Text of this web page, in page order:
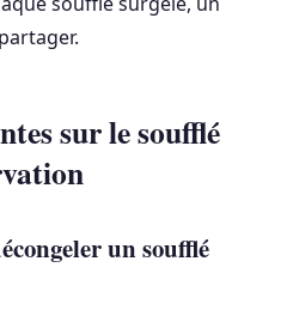
sur le soufflé
un soufflé